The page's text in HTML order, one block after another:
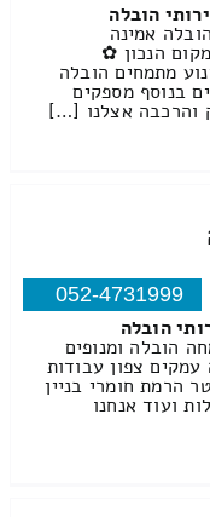
הובלה
אמינה
הנכון ✿
מתמחים הובלה
בנוסף מספקים
והרכבה אצלנו […]
052-4731999
הובלה
הובלה ומנופים
עמקים צפון עבודות
עד גובה 32 מטר הרמת חומרי בניין
ועוד אנחנו